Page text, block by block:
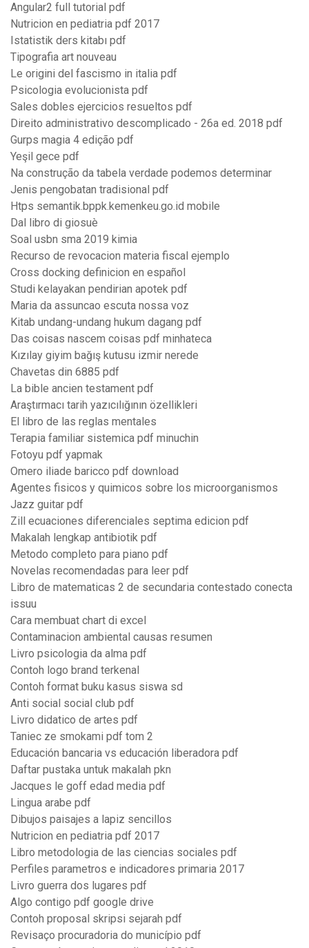
Angular2 full tutorial pdf
Nutricion en pediatria pdf 2017
Istatistik ders kitabı pdf
Tipografia art nouveau
Le origini del fascismo in italia pdf
Psicologia evolucionista pdf
Sales dobles ejercicios resueltos pdf
Direito administrativo descomplicado - 26a ed. 2018 pdf
Gurps magia 4 edição pdf
Yeşil gece pdf
Na construção da tabela verdade podemos determinar
Jenis pengobatan tradisional pdf
Htps semantik.bppk.kemenkeu.go.id mobile
Dal libro di giosuè
Soal usbn sma 2019 kimia
Recurso de revocacion materia fiscal ejemplo
Cross docking definicion en español
Studi kelayakan pendirian apotek pdf
Maria da assuncao escuta nossa voz
Kitab undang-undang hukum dagang pdf
Das coisas nascem coisas pdf minhateca
Kızılay giyim bağış kutusu izmir nerede
Chavetas din 6885 pdf
La bible ancien testament pdf
Araştırmacı tarih yazıcılığının özellikleri
El libro de las reglas mentales
Terapia familiar sistemica pdf minuchin
Fotoyu pdf yapmak
Omero iliade baricco pdf download
Agentes fisicos y quimicos sobre los microorganismos
Jazz guitar pdf
Zill ecuaciones diferenciales septima edicion pdf
Makalah lengkap antibiotik pdf
Metodo completo para piano pdf
Novelas recomendadas para leer pdf
Libro de matematicas 2 de secundaria contestado conecta
issuu
Cara membuat chart di excel
Contaminacion ambiental causas resumen
Livro psicologia da alma pdf
Contoh logo brand terkenal
Contoh format buku kasus siswa sd
Anti social social club pdf
Livro didatico de artes pdf
Taniec ze smokami pdf tom 2
Educación bancaria vs educación liberadora pdf
Daftar pustaka untuk makalah pkn
Jacques le goff edad media pdf
Lingua arabe pdf
Dibujos paisajes a lapiz sencillos
Nutricion en pediatria pdf 2017
Libro metodologia de las ciencias sociales pdf
Perfiles parametros e indicadores primaria 2017
Livro guerra dos lugares pdf
Algo contigo pdf google drive
Contoh proposal skripsi sejarah pdf
Revisaço procuradoria do município pdf